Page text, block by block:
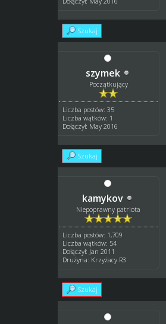
Szukaj
szymek
Początkujący
Liczba postów: 35
Liczba wątków: 1
Dołączył: May 2016
Szukaj
kamykov
Niepoprawny patriota
Liczba postów: 1,709
Liczba wątków: 54
Dołączył: Jan 2011
Drużyna: Krzyżacy R3
Szukaj